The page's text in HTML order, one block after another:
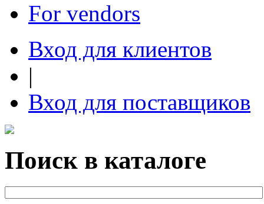
For vendors
Вход для клиентов
|
Вход для поставщиков
Поиск в каталоге